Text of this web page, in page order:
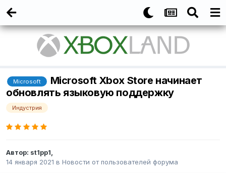
Microsoft
Microsoft Xbox Store начинает
обновлять языковую поддержку
Индустрия
Автор: st1pp1,
14 января 2021 в Новости от пользователей форума